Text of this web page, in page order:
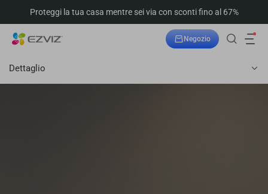
Proteggi la tua casa mentre sei via con sconti fino al 67%
Negozio
Dettaglio